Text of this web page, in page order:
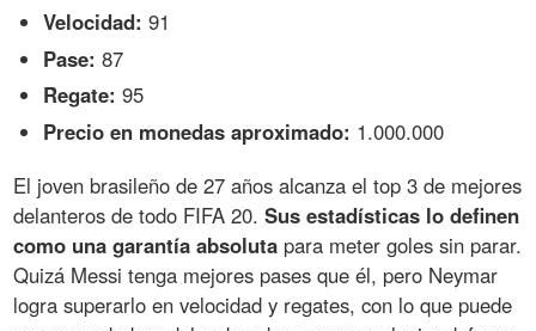
Velocidad: 91
Pase: 87
Regate: 95
Precio en monedas aproximado: 1.000.000
El joven brasileño de 27 años alcanza el top 3 de mejores
delanteros de todo FIFA 20.Sus estadísticas lo definen
como una garantía absoluta para meter goles sin parar.
Quizá Messi tenga mejores pases que él, pero Neymar
logra superarlo en velocidad y regates, con lo que puede